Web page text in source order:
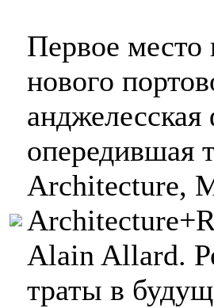
Первое место
нового
опередившая
Architecture,
Alain Allard.
траты в